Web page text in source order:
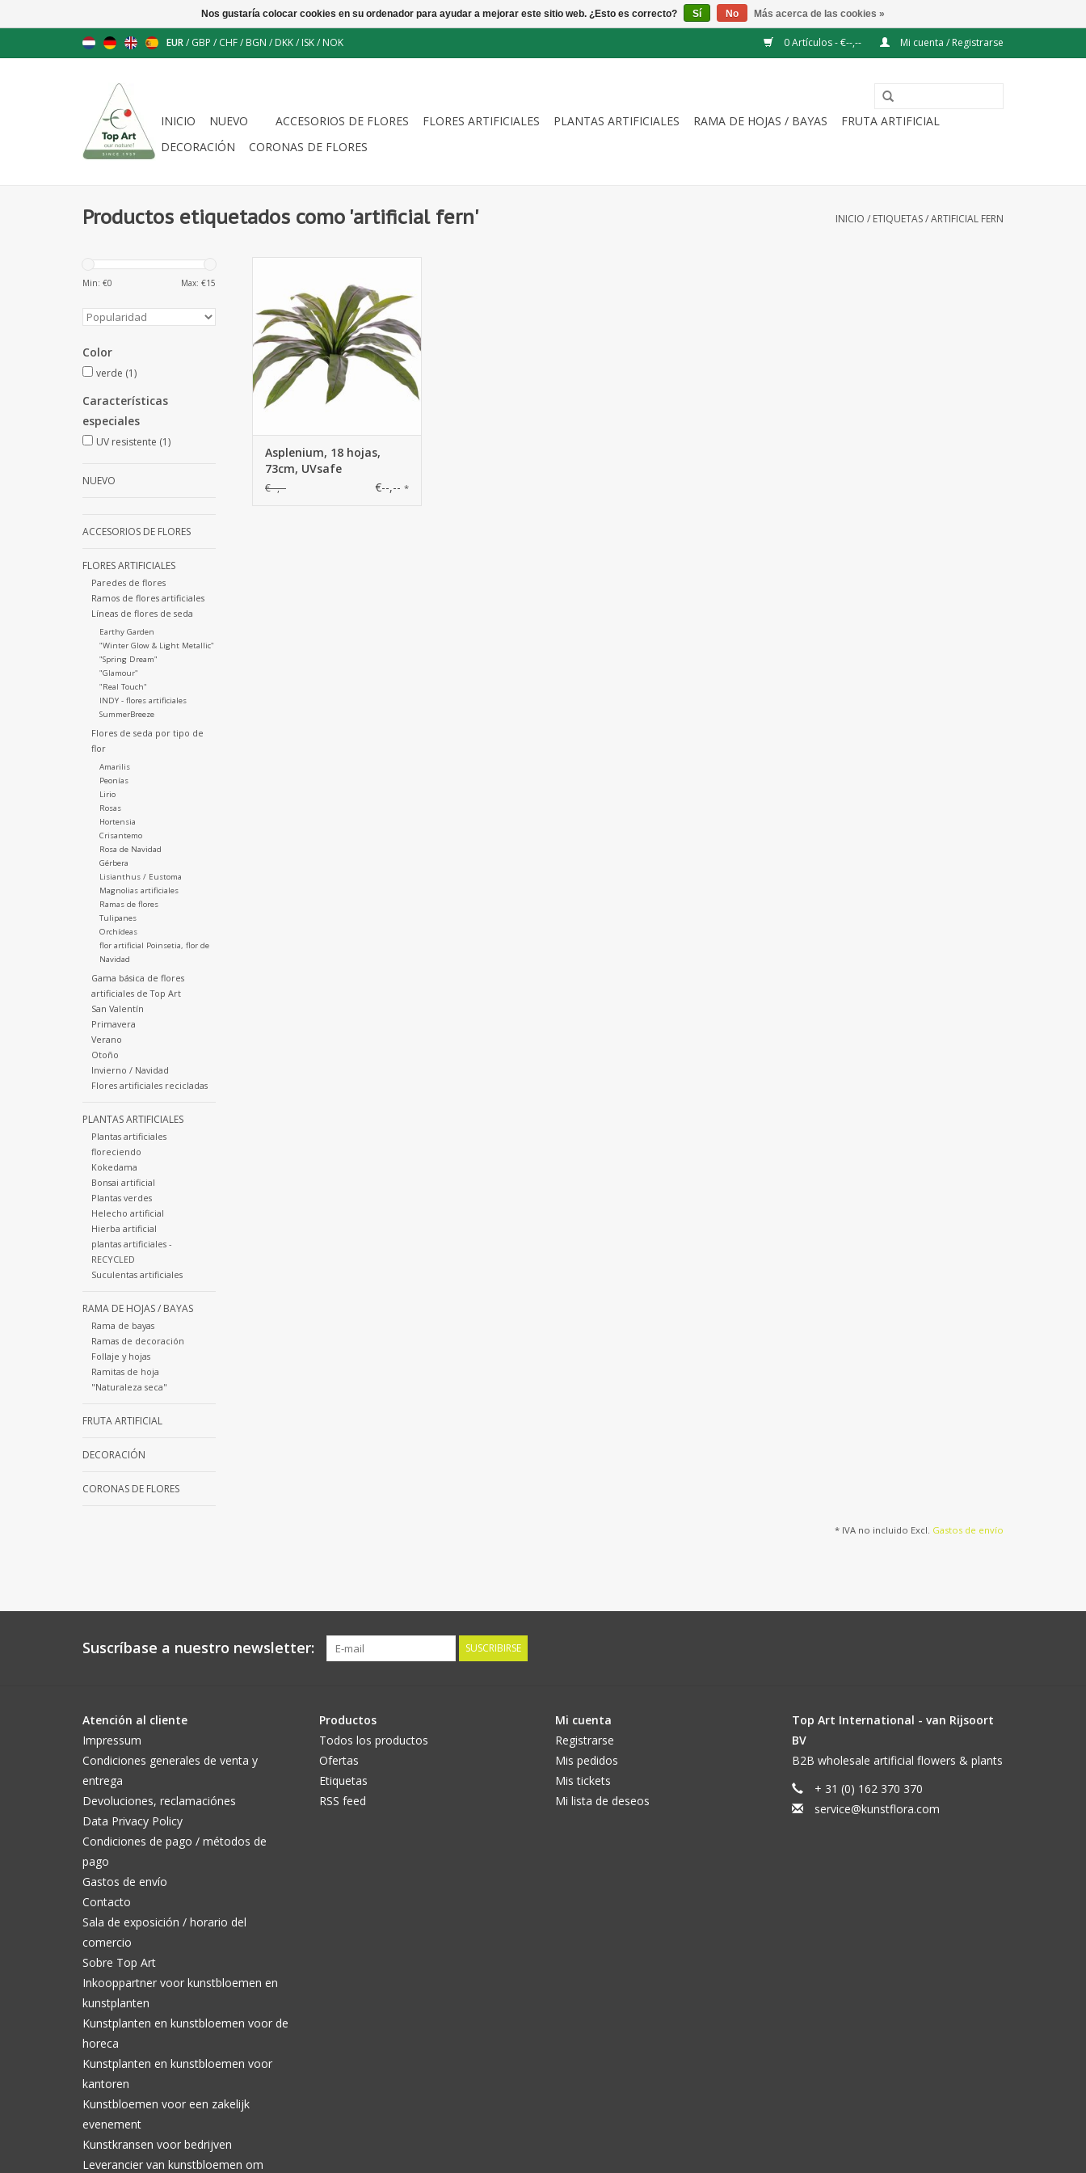
EUR/ GBP / CHF/ BGN / DKK/ ISK/ NOK 0 Artículos - €--,-- Mi cuenta / Registrarse
INICIO NUEVO ACCESORIOS DE FLORES FLORES ARTIFICIALES PLANTAS ARTIFICIALES RAMA DE HOJAS / BAYAS
FRUTA ARTIFICIAL
DECORACIÓN
CORONAS DE FLORES
Productos etiquetados como 'artificial fern' INICIO / ETIQUETAS/ARTIFICIAL FERN
Min: €0 Max: €15
Color
verde (1)
Características
especiales
UV resistente (1)
NUEVO
ACCESORIOS DE FLORES
FLORES ARTIFICIALES
Paredes de flores
Ramos de flores artificiales
Líneas de flores de seda
Earthy Garden
"Winter Glow & Light Metallic"
"Spring Dream"
"Glamour"
"Real Touch"
INDY - flores artificiales
SummerBreeze
Flores de seda por tipo de
flor
Amarilis
Peonías
Lirio
Rosas
Hortensia
Crisantemo
Rosa de Navidad
Gérbera
Lisianthus / Eustoma
Magnolias artificiales
Ramas de flores
Tulipanes
Orchídeas
flor artificial Poinsetia, flor de
Navidad
Gama básica de flores
artificiales de Top Art
San Valentín
Primavera
Verano
Otoño
Invierno / Navidad
Flores artificiales recicladas
PLANTAS ARTIFICIALES
Plantas artificiales
floreciendo
Kokedama
Bonsai artificial
Plantas verdes
Helecho artificial
Hierba artificial
plantas artificiales -
RECYCLED
Suculentas artificiales
RAMA DE HOJAS / BAYAS
Rama de bayas
Ramas de decoración
Follaje y hojas
Ramitas de hoja
"Naturaleza seca"
FRUTA ARTIFICIAL
DECORACIÓN
CORONAS DE FLORES
Asplenium, 18 hojas,
73cm, UVsafe
€--,-- €--,-- *
* IVA no incluido Excl. Gastos de envío
Suscríbase a nuestro newsletter: SUSCRIBIRSE
Atención al cliente
Impressum
Condiciones generales de venta y
entrega
Devoluciones, reclamaciónes
Data Privacy Policy
Condiciones de pago / métodos de
pago
Gastos de envío
Contacto
Sala de exposición / horario del
comercio
Sobre Top Art
Inkooppartner voor kunstbloemen en
kunstplanten
Kunstplanten en kunstbloemen voor de
horeca
Kunstplanten en kunstbloemen voor
kantoren
Kunstbloemen voor een zakelijk
evenement
Kunstkransen voor bedrijven
Leverancier van kunstbloemen om
Productos
Todos los productos
Ofertas
Etiquetas
RSS feed
Mi cuenta
Registrarse
Mis pedidos
Mis tickets
Mi lista de deseos
Top Art International - van Rijsoort
BV
B2B wholesale artificial flowers & plants
+ 31 (0) 162 370 370
service@kunstflora.com
Nos gustaría colocar cookies en su ordenador para ayudar a mejorar este sitio web. ¿Esto es correcto? Sí No Más acerca de las cookies »